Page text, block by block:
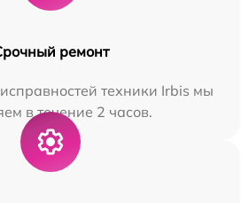
ремонт
техники Irbis мы
в течение 2 часов.